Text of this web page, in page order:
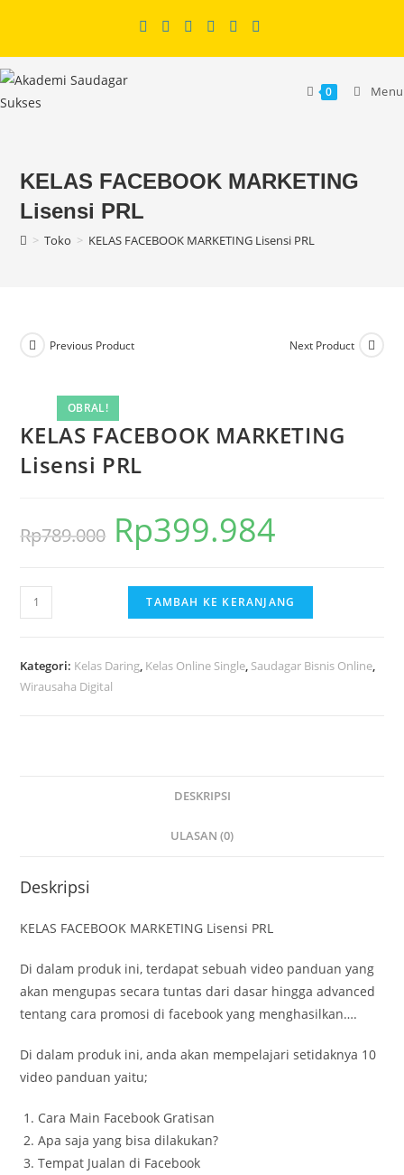
content
0 Menu
KELAS FACEBOOK MARKETING
Lisensi PRL
> Toko > KELAS FACEBOOK MARKETING Lisensi PRL
OBRAL!
Previous Product Next Product
KELAS FACEBOOK MARKETING
Lisensi PRL
Rp789.000
Harga
aslinya
adalah:
Rp789.000.
Rp399.984
ini
adalah:
Kuantitas
KELAS
MARKETING
Lisensi
TAMBAH KE KERANJANG
Kategori: Kelas Daring Kelas Online Single Saudagar Bisnis Online
Wirausaha Digital
DESKRIPSI
ULASAN (0)
Deskripsi
KELAS FACEBOOK MARKETING Lisensi PRL
Di dalam produk ini, terdapat sebuah video panduan yang
akan mengupas secara tuntas dari dasar hingga advanced
tentang cara promosi di facebook yang menghasilkan….
Di dalam produk ini, anda akan mempelajari setidaknya 10
video panduan yaitu;
Cara Main Facebook Gratisan
Apa saja yang bisa dilakukan?
Tempat Jualan di Facebook